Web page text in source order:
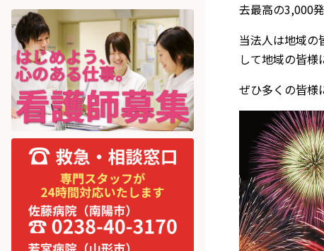
去最高の3,000
当法人は地域の
して地域の皆様
ぜひ多くの皆様